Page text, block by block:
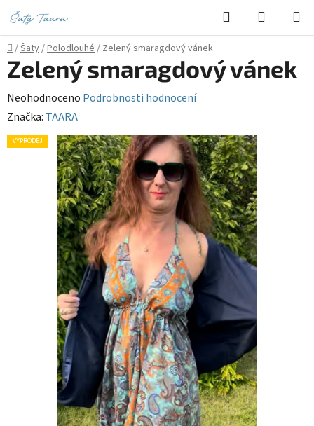
na
obsah
Hledat
KOŠÍK
Domů
/Šaty/Polodlouhé/ Zelený smaragdový vánek
Zelený smaragdový vánek
Průměrné
hodnocení
produktu
Neohodnoceno Podrobnosti hodnocení
Značka: TAARA
VÝPRODEJ